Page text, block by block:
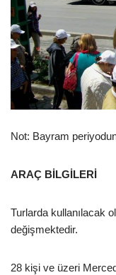
Not: Bayram
ARAÇ BİLGİLERİ
Turlarda kullanılacak
değişmektedir.
28 kişi ve üzeri